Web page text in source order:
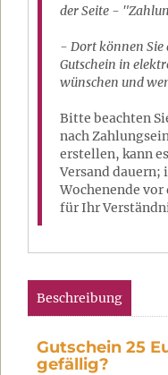
der Seite -
- Dort können Sie
Gutschein in
wünschen und
Bitte beachten
nach
erstellen, kann
Versand dauern;
Wochenende
für Ihr
Beschreibung
Gutschein 25
gefällig?